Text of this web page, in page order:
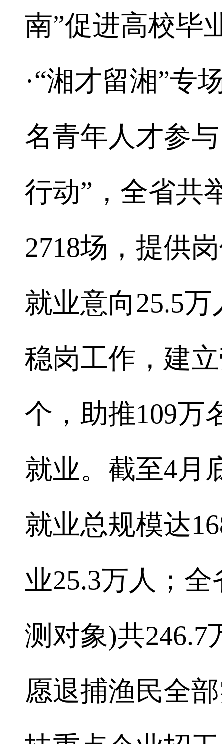
南”促进高校毕
·“湘才留湘”专
名青年人才参
行动”，全省共
2718场，提供
就业意向25.5
稳岗工作，建
个，助推109万
就业。截至4月
就业总规模达
业25.3万人；
测对象)共246.7
愿退捕渔民全